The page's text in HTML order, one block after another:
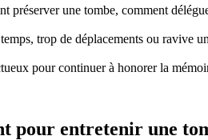
préserver une tombe, comment
trop de déplacements ou ravive
pour continuer à honorer la
pour entretenir une